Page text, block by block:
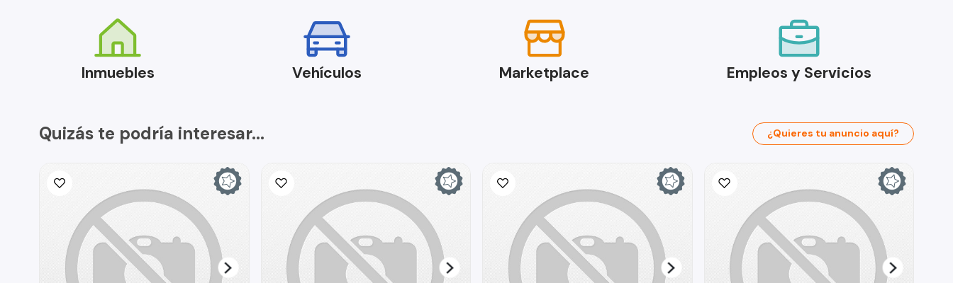
Inmuebles Vehículos Marketplace Empleos y Servicios
Quizás te podría interesar... ¿Quieres tu anuncio aquí?